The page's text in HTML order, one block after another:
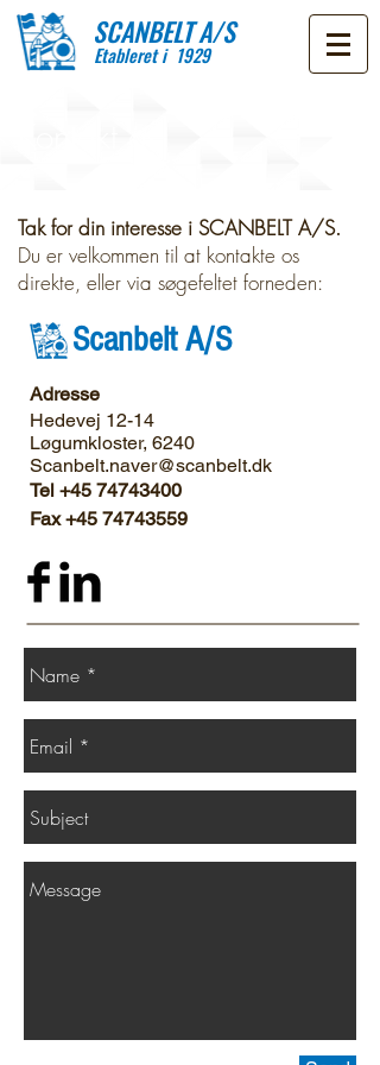
SCANBELT A/S
Etableret i 1929
Scanbelt A/S
Adresse
Hedevej 12-14
Løgumkloster, 6240
Scanbelt.naver@scanbelt.dk
Tel +45 74743400
Fax+45 74743559
Tak for din interesse i SCANBELT A/S.
Du er velkommen til at kontakte os
direkte, eller via søgefeltet forneden: